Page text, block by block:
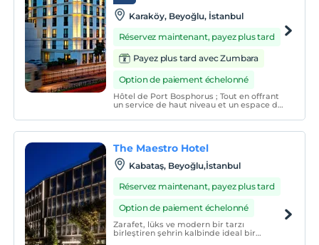
Karaköy, Beyoğlu, İstanbul
Réservez maintenant, payez plus tard
Payez plus tard avec Zumbara
Option de paiement échelonné
Hôtel de Port Bosphorus ; Tout en offrant
un service de haut niveau et un espace de
spacieuses pour répondre aux besoins de
ses hôtes, il répond à tous les besoins de
The Maestro Hotel
Kabataş, Beyoğlu,İstanbul
Réservez maintenant, payez plus tard
Option de paiement échelonné
Zarafet, lüks ve modern bir tarzı
birleştiren şehrin kalbinde ideal bir